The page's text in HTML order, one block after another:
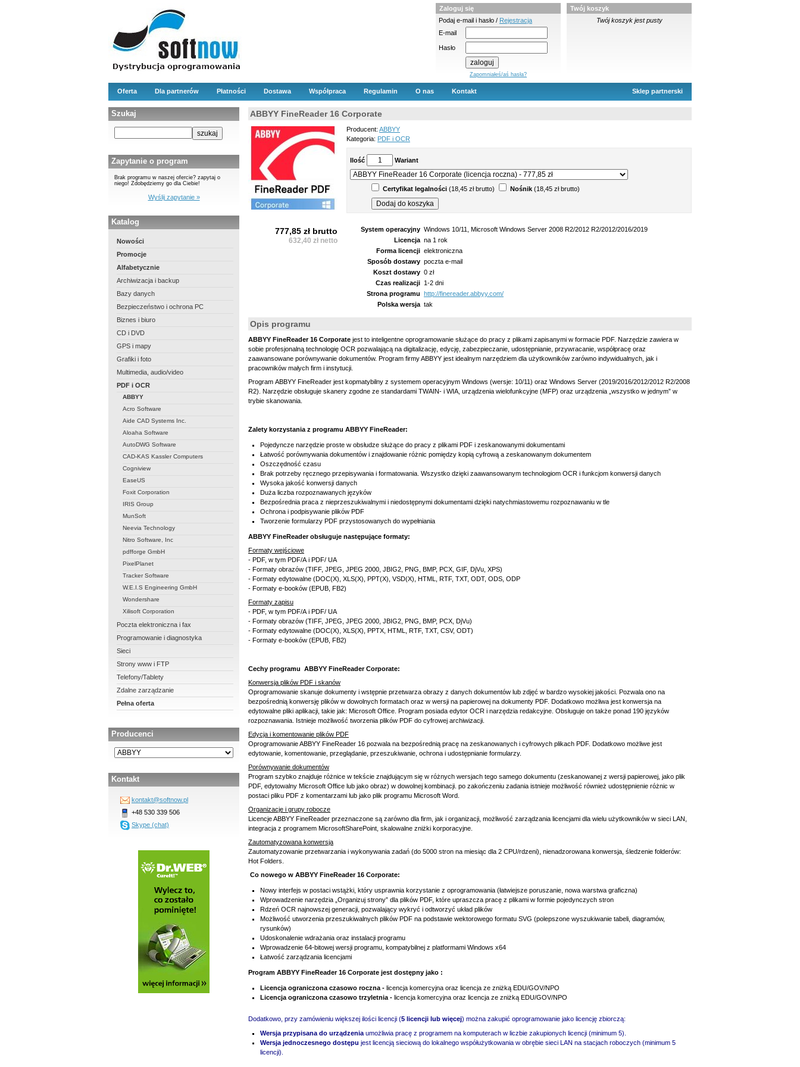
Zaloguj się
Podaj e-mail i hasło / Rejestracja
E-mail
Hasło
Zapomniałeś/aś hasła?
Twój koszyk
Twój koszyk jest pusty
Oferta Dla partnerów Płatności Dostawa Współpraca Regulamin O nas Kontakt Sklep partnerski
Szukaj
Zapytanie o program
Brak programu w naszej ofercie? zapytaj o
niego! Zdobędziemy go dla Ciebie!
Wyślij zapytanie »
Katalog
Nowości
Promocje
Alfabetycznie
Archiwizacja i backup
Bazy danych
Bezpieczeństwo i ochrona PC
Biznes i biuro
CD i DVD
GPS i mapy
Grafiki i foto
Multimedia, audio/video
PDF i OCR
ABBYY
Acro Software
Aide CAD Systems Inc.
Aloaha Software
AutoDWG Software
CAD-KAS Kassler Computers
Cogniview
EaseUS
Foxit Corporation
IRIS Group
MunSoft
Neevia Technology
Nitro Software, Inc
pdfforge GmbH
PixelPlanet
Tracker Software
W.E.I.S Engineering GmbH
Wondershare
Xilisoft Corporation
Poczta elektroniczna i fax
Programowanie i diagnostyka
Sieci
Strony www i FTP
Telefony/Tablety
Zdalne zarządzanie
Pełna oferta
Producenci
Kontakt
kontakt@softnow.pl
+48 530 339 506
Skype (chat)
ABBYY FineReader 16 Corporate
Producent: ABBYY
Kategoria: PDF i OCR
Ilość Wariant
Certyfikat legalności (18,45 zł brutto) Nośnik (18,45 zł brutto)
777,85 zł brutto
632,40 zł netto
System operacyjny Windows 10/11, Microsoft Windows Server 2008 R2/2012 R2/2012/2016/2019
Licencja na 1 rok
Forma licencji elektroniczna
Sposób dostawy poczta e-mail
Koszt dostawy 0 zł
Czas realizacji 1-2 dni
Strona programu http://finereader.abbyy.com/
Polska wersja tak
Opis programu
ABBYY FineReader 16 Corporate jest to inteligentne oprogramowanie służące do pracy z plikami zapisanymi w formacie PDF. Narzędzie zawiera w
sobie profesjonalną technologię OCR pozwalającą na digitalizację, edycję, zabezpieczanie, udostępnianie, przywracanie, współpracę oraz
zaawansowane porównywanie dokumentów. Program firmy ABBYY jest idealnym narzędziem dla użytkowników zarówno indywidualnych, jak i
pracowników małych firm i instytucji.
Program ABBYY FineReader jest kopmatybilny z systemem operacyjnym Windows (wersje: 10/11) oraz Windows Server (2019/2016/2012/2012 R2/2008
R2). Narzędzie obsługuje skanery zgodne ze standardami TWAIN- i WIA, urządzenia wielofunkcyjne (MFP) oraz urządzenia „wszystko w jednym” w
trybie skanowania.
Zalety korzystania z programu ABBYY FineReader:
Pojedyncze narzędzie proste w obsłudze służące do pracy z plikami PDF i zeskanowanymi dokumentami
Łatwość porównywania dokumentów i znajdowanie różnic pomiędzy kopią cyfrową a zeskanowanym dokumentem
Oszczędność czasu
Brak potrzeby ręcznego przepisywania i formatowania. Wszystko dzięki zaawansowanym technologiom OCR i funkcjom konwersji danych
Wysoka jakość konwersji danych
Duża liczba rozpoznawanych języków
Bezpośrednia praca z nieprzeszukiwalnymi i niedostępnymi dokumentami dzięki natychmiastowemu rozpoznawaniu w tle
Ochrona i podpisywanie plików PDF
Tworzenie formularzy PDF przystosowanych do wypełniania
ABBYY FineReader obsługuje następujące formaty:
Formaty wejściowe
- PDF, w tym PDF/A i PDF/ UA
- Formaty obrazów (TIFF, JPEG, JPEG 2000, JBIG2, PNG, BMP, PCX, GIF, DjVu, XPS)
- Formaty edytowalne (DOC(X), XLS(X), PPT(X), VSD(X), HTML, RTF, TXT, ODT, ODS, ODP
- Formaty e-booków (EPUB, FB2)
Formaty zapisu
- PDF, w tym PDF/A i PDF/ UA
- Formaty obrazów (TIFF, JPEG, JPEG 2000, JBIG2, PNG, BMP, PCX, DjVu)
- Formaty edytowalne (DOC(X), XLS(X), PPTX, HTML, RTF, TXT, CSV, ODT)
- Formaty e-booków (EPUB, FB2)
Cechy programu ABBYY FineReader Corporate:
Konwersja plików PDF i skanów
Oprogramowanie skanuje dokumenty i wstępnie przetwarza obrazy z danych dokumentów lub zdjęć w bardzo wysokiej jakości. Pozwala ono na
bezpośrednią konwersję plików w dowolnych formatach oraz w wersji na papierowej na dokumenty PDF. Dodatkowo możliwa jest konwersja na
edytowalne pliki aplikacji, takie jak: Microsoft Office. Program posiada edytor OCR i narzędzia redakcyjne. Obsługuje on także ponad 190 języków
rozpoznawania. Istnieje możliwość tworzenia plików PDF do cyfrowej archiwizacji.
Edycja i komentowanie plików PDF
Oprogramowanie ABBYY FineReader 16 pozwala na bezpośrednią pracę na zeskanowanych i cyfrowych plikach PDF. Dodatkowo możliwe jest
edytowanie, komentowanie, przeglądanie, przeszukiwanie, ochrona i udostępnianie formularzy.
Porównywanie dokumentów
Program szybko znajduje różnice w tekście znajdującym się w różnych wersjach tego samego dokumentu (zeskanowanej z wersji papierowej, jako plik
PDF, edytowalny Microsoft Office lub jako obraz) w dowolnej kombinacji. po zakończeniu zadania istnieje możliwość również udostępnienie różnic w
postaci pliku PDF z komentarzami lub jako plik programu Microsoft Word.
Organizacje i grupy robocze
Licencje ABBYY FineReader przeznaczone są zarówno dla firm, jak i organizacji, możliwość zarządzania licencjami dla wielu użytkowników w sieci LAN,
integracja z programem MicrosoftSharePoint, skalowalne zniżki korporacyjne.
Zautomatyzowana konwersja
Zautomatyzowanie przetwarzania i wykonywania zadań (do 5000 stron na miesiąc dla 2 CPU/rdzeni), nienadzorowana konwersja, śledzenie folderów:
Hot Folders.
Co nowego w ABBYY FineReader 16 Corporate:
Nowy interfejs w postaci wstążki, który usprawnia korzystanie z oprogramowania (łatwiejsze poruszanie, nowa warstwa graficzna)
Wprowadzenie narzędzia „Organizuj strony” dla plików PDF, które upraszcza pracę z plikami w formie pojedynczych stron
Rdzeń OCR najnowszej generacji, pozwalający wykryć i odtworzyć układ plików
Możliwość utworzenia przeszukiwalnych plików PDF na podstawie wektorowego formatu SVG (polepszone wyszukiwanie tabeli, diagramów,
rysunków)
Udoskonalenie wdrażania oraz instalacji programu
Wprowadzenie 64-bitowej wersji programu, kompatybilnej z platformami Windows x64
Łatwość zarządzania licencjami
Program ABBYY FineReader 16 Corporate jest dostępny jako :
Licencja ograniczona czasowo roczna - licencja komercyjna oraz licencja ze zniżką EDU/GOV/NPO
Licencja ograniczona czasowo trzyletnia - licencja komercyjna oraz licencja ze zniżką EDU/GOV/NPO
Dodatkowo, przy zamówieniu większej ilości licencji (5 licencji lub więcej) można zakupić oprogramowanie jako licencję zbiorczą:
Wersja przypisana do urządzenia umożliwia pracę z programem na komputerach w liczbie zakupionych licencji (minimum 5).
Wersja jednoczesnego dostępu jest licencją sieciową do lokalnego współużytkowania w obrębie sieci LAN na stacjach roboczych (minimum 5
licencji).